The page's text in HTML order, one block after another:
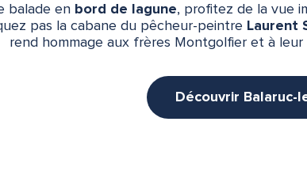
balade en bord de lagune, profitez de la vue
pas la cabane du pêcheur-peintre Laurent
rend hommage aux frères Montgolfier et à
Découvrir Balaruc-